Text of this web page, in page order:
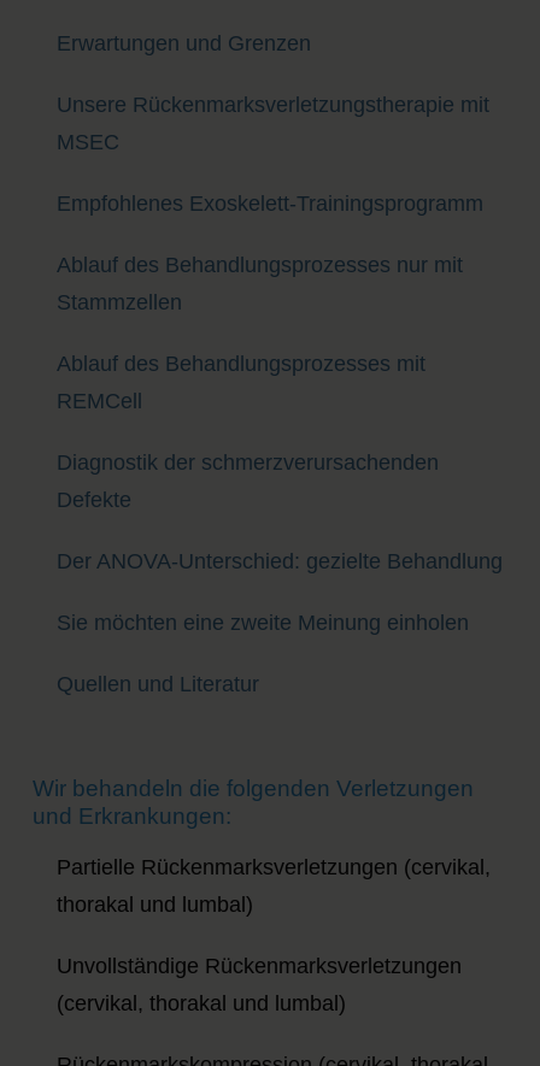
Erwartungen und Grenzen
Unsere Rückenmarksverletzungstherapie mit
MSEC
Empfohlenes Exoskelett-Trainingsprogramm
Ablauf des Behandlungsprozesses nur mit
Stammzellen
Ablauf des Behandlungsprozesses mit
REMCell
Diagnostik der schmerzverursachenden
Defekte
Der ANOVA-Unterschied: gezielte Behandlung
Sie möchten eine zweite Meinung einholen
Quellen und Literatur
Wir behandeln die folgenden Verletzungen
und Erkrankungen:
Partielle Rückenmarksverletzungen (cervikal,
thorakal und lumbal)
Unvollständige Rückenmarksverletzungen
(cervikal, thorakal und lumbal)